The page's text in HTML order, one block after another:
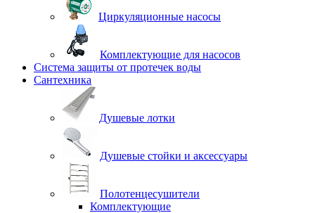
Циркуляционные насосы
Комплектующие для насосов
Система защиты от протечек воды
Сантехника
Душевые лотки
Душевые стойки и аксессуары
Полотенцесушители
Комплектующие